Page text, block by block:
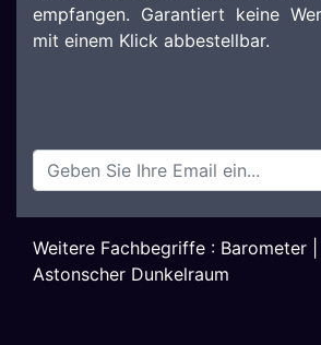
empfangen. Garantiert keine
mit einem Klick abbestellbar.
Weitere Fachbegriffe : Barometer
Astonscher Dunkelraum